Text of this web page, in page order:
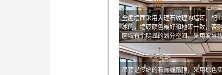
全屋墙面采用大理石纹理的墙砖，配
冰的，墙砖颜色最好和地砖一致，否
区域有个明显的划分空间，采用波导
吊顶是传统的石膏线吊顶，采用棕色